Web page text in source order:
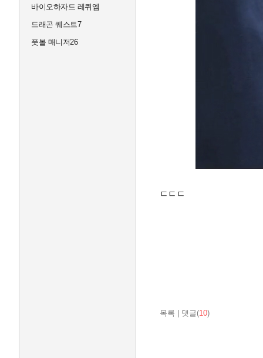
바이오하자드 레퀴엠
드래곤 퀘스트7
풋볼 매니저26
ㄷㄷㄷ
목록 댓글(10)